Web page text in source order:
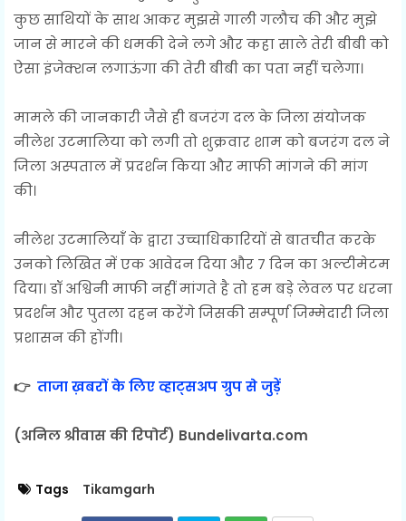
कुछ साथियों के साथ आकर मुझसे गाली गलौच की और मुझे
जान से मारने की धमकी देने लगे और कहा साले तेरी बीबी को
ऐसा इंजेक्शन लगाऊंगा की तेरी बीबी का पता नहीं चलेगा।
मामले की जानकारी जैसे ही बजरंग दल के जिला संयोजक
नीलेश उटमालिया को लगी तो शुक्रवार शाम को बजरंग दल ने
जिला अस्पताल में प्रदर्शन किया और माफी मांगने की मांग
की।
नीलेश उटमालियांँ के द्वारा उच्चाधिकारियों से बातचीत करके
उनको लिखित में एक आवेदन दिया और 7 दिन का अल्टीमेटम
दिया। डॉ अश्विनी माफी नहीं मांगते है तो हम बड़े लेवल पर धरना
प्रदर्शन और पुतला दहन करेंगे जिसकी सम्पूर्ण जिम्मेदारी जिला
प्रशासन की होंगी।
👉 ताजा ख़बरों के लिए व्हाट्सअप ग्रुप से जुड़ें
(अनिल श्रीवास की रिपोर्ट) Bundelivarta.com
Tags Tikamgarh